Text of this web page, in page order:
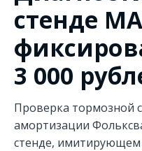
стенде
3 000
Проверка тормозной
амортизации
стенде, имитирующем